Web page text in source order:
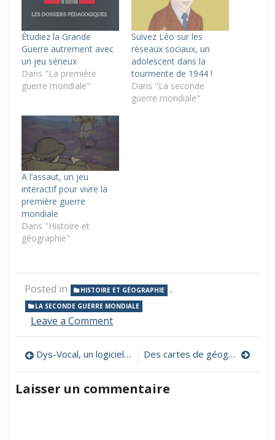
Étudiez la Grande
Guerre autrement avec
un jeu sérieux
Dans "La première
guerre mondiale"
Suivez Léo sur les
réseaux sociaux, un
adolescent dans la
tourmente de 1944 !
Dans "La seconde
guerre mondiale"
A l’assaut, un jeu
interactif pour vivre la
première guerre
mondiale
Dans "Histoire et
géographie"
Posted in HISTOIRE ET GÉOGRAPHIE ,
LA SECONDE GUERRE MONDIALE
Leave a Commenton
Voyager
le
temps
39/45
Navigation
de
l’article
Dys-Vocal, un logiciel de compensation des troubles dys Des cartes de géographie et d’histoire utilisables en classe
Laisser un commentaire